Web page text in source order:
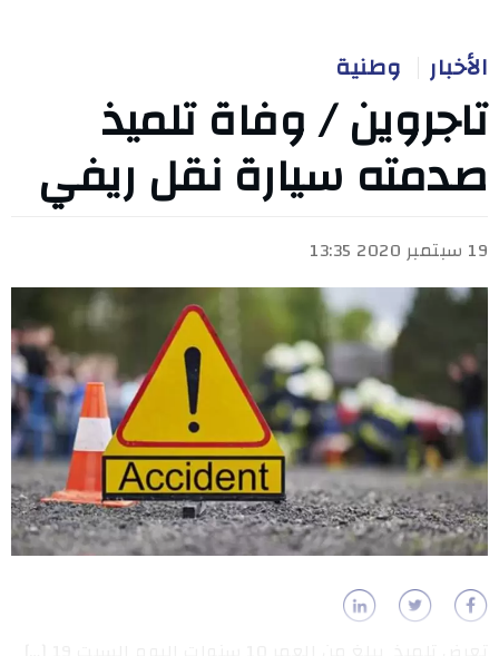
الأخبار وطنية
تاجروين / وفاة تلميذ
صدمته سيارة نقل ريفي
19 سبتمبر 2020 13:35